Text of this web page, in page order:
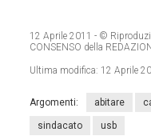
12 Aprile 2011 - ©
CONSENSO della
Ultima modifica: 12 Aprile
Argomenti: abitare
sindacato usb